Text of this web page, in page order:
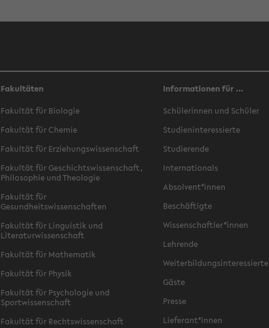
Fakultäten
Fakultät für Biologie
Fakultät für Chemie
Fakultät für Erziehungswissenschaft
Fakultät für Geschichtswissenschaft,
Philosophie und Theologie
Fakultät für
Gesundheitswissenschaften
Fakultät für Linguistik und
Literaturwissenschaft
Fakultät für Mathematik
Fakultät für Physik
Fakultät für Psychologie und
Sportwissenschaft
Fakultät für Rechtswissenschaft
Informationen für ...
Schülerinnen und Schüler
Studieninteressierte
Studierende
Internationals
Absolvent*innen
Beschäftigte
Wissenschaftler*innen
Lehrende
Weiterbildungsinteressierte
Gäste
Presse
Lieferant*innen